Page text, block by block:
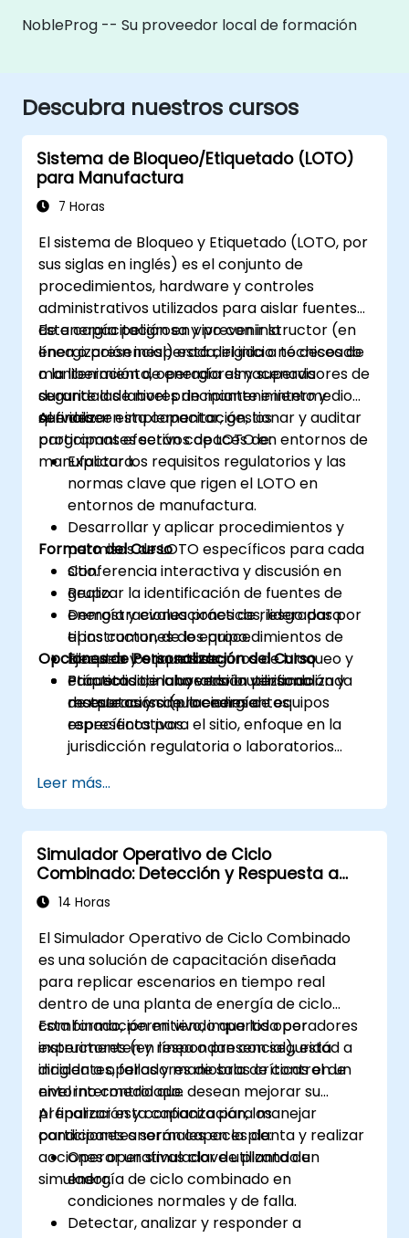
NobleProg -- Su proveedor local de formación
Descubra nuestros cursos
Sistema de Bloqueo/Etiquetado (LOTO)
para Manufactura
7 Horas
El sistema de Bloqueo y Etiquetado (LOTO, por
sus siglas en inglés) es el conjunto de
procedimientos, hardware y controles
administrativos utilizados para aislar fuentes
de energía peligrosa y prevenir la
energización inesperada, el inicio no deseado
o la liberación de energía almacenada
durante las labores de mantenimiento y
servicio.
Esta capacitación en vivo con instructor (en
línea o presencial) está dirigida a técnicos de
mantenimiento, operadores y supervisores de
seguridad de nivel principiante e intermedio
que deseen implementar, gestionar y auditar
programas efectivos de LOTO en entornos de
manufactura.
Al finalizar esta capacitación, los
participantes serán capaces de:
Explicar los requisitos regulatorios y las
normas clave que rigen el LOTO en
entornos de manufactura.
Desarrollar y aplicar procedimientos y
permisos de LOTO específicos para cada
sitio.
Realizar la identificación de fuentes de
energía y evaluaciones de riesgo para
tipos comunes de equipo.
Ejecutar los pasos seguros de bloqueo y
etiquetado, incluyendo la verificación y
restauración de la energía.
Formato del Curso
Conferencia interactiva y discusión en
grupo.
Demostraciones prácticas, lideradas por
el instructor, de los procedimientos de
bloqueo y etiquetado.
Prácticas de laboratorio utilizando
maquetas y simulaciones de equipos
representativos.
Opciones de Personalización del Curso
Para solicitar una versión personalizada
de este curso (procedimientos
específicos para el sitio, enfoque en la
jurisdicción regulatoria o laboratorios
coordinarlo.
Leer más...
Simulador Operativo de Ciclo
Combinado: Detección y Respuesta a
Incidentes
14 Horas
El Simulador Operativo de Ciclo Combinado
es una solución de capacitación diseñada
para replicar escenarios en tiempo real
dentro de una planta de energía de ciclo
combinado, permitiendo que los operadores
experimenten y respondan con seguridad a
incidentes, fallas y maniobras críticas en un
entorno controlado.
Esta formación en vivo, impartida por
instructores (en línea o presencial), está
dirigida a operadores de sala de control de
nivel intermedio que desean mejorar su
preparación y confianza para manejar
condiciones anormales en la planta y realizar
acciones operativas clave utilizando un
simulador.
Al finalizar esta capacitación, los
participantes serán capaces de:
Operar un simulador de planta de
energía de ciclo combinado en
condiciones normales y de falla.
Detectar, analizar y responder a